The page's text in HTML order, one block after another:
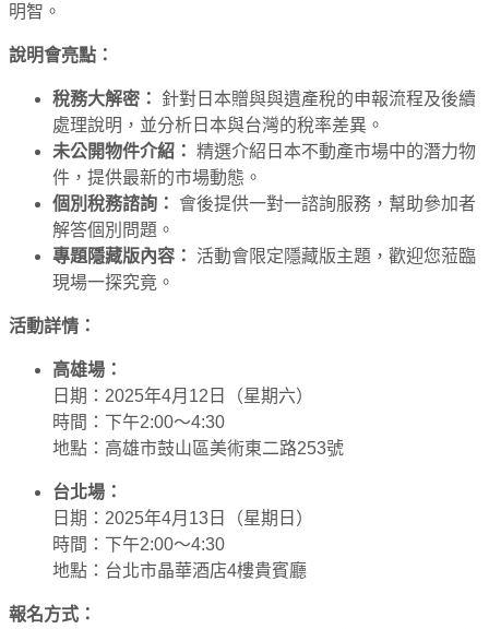
明智。
說明會亮點：
稅務大解密：
針對日本贈與與遺產稅的申報流程及後續
處理說明，並分析日本與台灣的稅率差異。
未公開物件介紹： 精選介紹日本不動產市場中的潛力物
件，提供最新的市場動態。
個別稅務諮詢：
會後提供一對一諮詢服務，幫助參加者
解答個別問題。
專題隱藏版內容：
活動會限定隱藏版主題，歡迎您蒞臨
現場一探究竟。
活動詳情：
高雄場：
日期：2025年4月12日（星期六）
時間：下午2:00～4:30
地點：高雄市鼓山區美術東二路253號
台北場：
日期：2025年4月13日（星期日）
時間：下午2:00～4:30
地點：台北市晶華酒店4樓貴賓廳
報名方式：